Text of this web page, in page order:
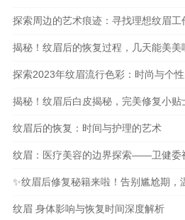
探索周边的艺术痕迹：寻找理想纹眉工
揭秘！纹眉后的恢复过程，几天能美美
探索2023年纹眉流行色彩：时尚与个
揭秘！纹眉后白皮揭秘，完美修复小贴
纹眉后的恢复：时间与护理的艺术
纹眉：医疗美容的边界探索——卫健委
✨纹眉后修复秘籍来啦！告别尴尬期，
纹眉 身体影响与恢复时间深度解析